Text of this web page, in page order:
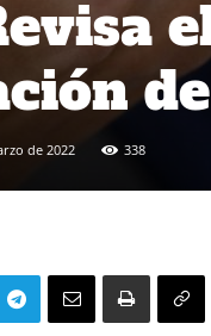
de 2022 338